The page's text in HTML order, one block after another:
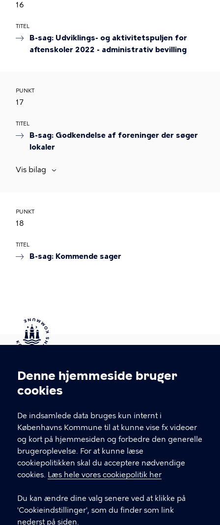
Cookieindstillinger
Denne hjemmeside bruger
cookies
De indsamlede data bruges kun internt i
Københavns Kommune til at kunne vise fx videoer
og kort på hjemmesiden og forbedre den generelle
brugeroplevelse. For at kunne læse
cookiepolitikken skal du acceptere nødvendige
cookies. Læs hele vores cookiepolitik her
Du kan ændre dine valg senere ved at klikke på
'Cookieindstillinger', som du finder som link
nederst på siden.
16
TITEL
B-sag: Udviklings- og aktivitetspuljen for
aftenskoler 2022 - administrativ bevilling
PUNKT
17
TITEL
B-sag: Godkendelse af foreninger der søger
lokaler
Vis bilag
PUNKT
18
TITEL
B-sag: Kommende sager
Kontakt Københavns Kommune
T
fFind andre kontakter her
CVR-nummer64942212
GENVEJE
Digital Post
Databeskyttelse